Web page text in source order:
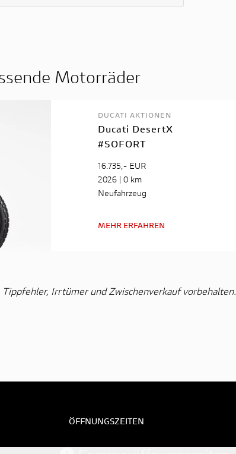
Motorräder
DUCATI AKTIONEN
Ducati DesertX
#SOFORT
16.735,- EUR
2026 | 0 km
Neufahrzeug
MEHR ERFAHREN
Tippfehler, Irrtümer und Zwischenverkauf vorbehalten.
ÖFFNUNGSZEITEN